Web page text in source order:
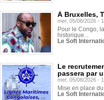
À Bruxelles,
mer, 05/08/2026 -
Pour le Congo,
historique...
Le Soft
Le
passera par
mer, 05/08/2026 -
Mise en place
Le Soft